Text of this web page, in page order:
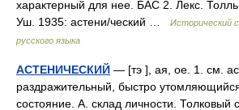
характерный для нее. БАС 2. Лекс.
Уш. 1935: астени/ческий …
Исторический
русского языка
АСТЕНИЧЕСКИЙ — [тэ ], ая, ое. 1. см.
раздражительный, быстро
состояние. А. склад личности. Толковый